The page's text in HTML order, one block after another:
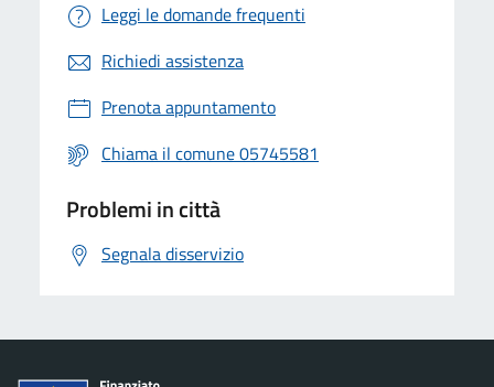
Leggi le domande frequenti
Richiedi assistenza
Prenota appuntamento
Chiama il comune 05745581
Problemi in città
Segnala disservizio